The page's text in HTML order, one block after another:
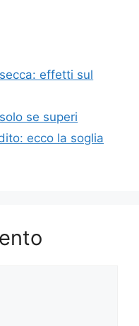
effetti sul
se superi
ecco la soglia